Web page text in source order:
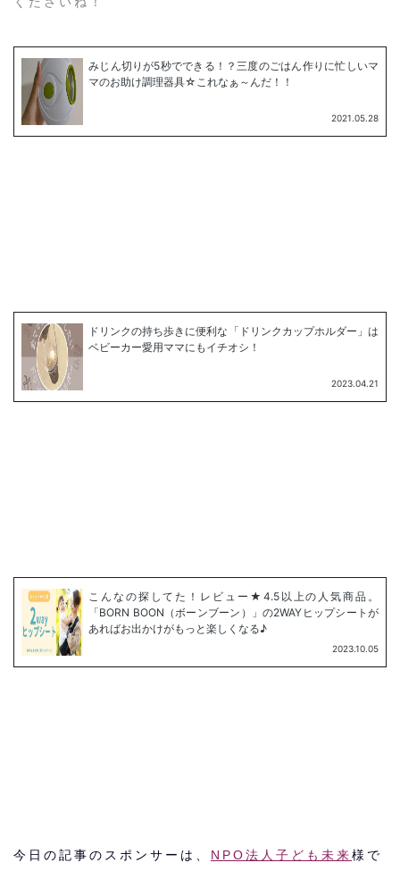
今日の記事のスポンサーは、 NPO法人子ども未来様で